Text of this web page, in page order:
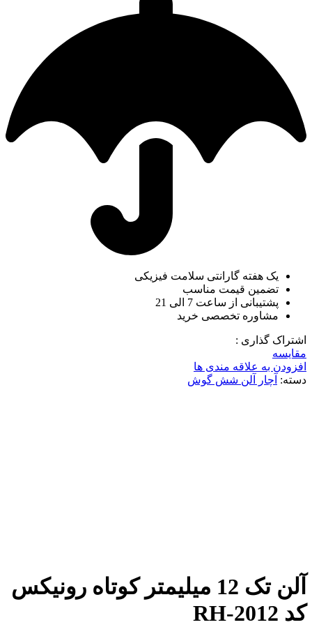
یک هفته گارانتی سلامت فیزیکی
تضمین قیمت مناسب
پشتیبانی از ساعت 7 الی 21
مشاوره تخصصی خرید
اشتراک گذاری :
مقایسه
افزودن به علاقه مندی ها
دسته: آچار آلن شش گوش
آلن تک 12 میلیمتر کوتاه رونیکس
کد RH-2012